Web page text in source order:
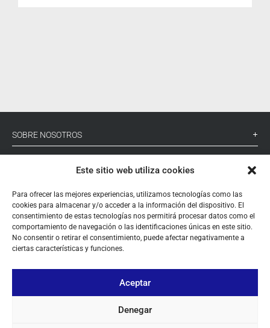
Este sitio web utiliza cookies
Para ofrecer las mejores experiencias, utilizamos tecnologías como las
cookies para almacenar y/o acceder a la información del dispositivo. El
consentimiento de estas tecnologías nos permitirá procesar datos como el
comportamiento de navegación o las identificaciones únicas en este sitio.
No consentir o retirar el consentimiento, puede afectar negativamente a
ciertas características y funciones.
Aceptar
Denegar
SOBRE NOSOTROS
SÍGUENOS
+ 34 933 348 800
info@pihernz.com